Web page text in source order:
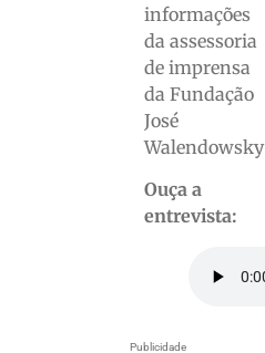
Publicidade
informações
da assessoria
de imprensa
da Fundação
José
Walendowsky
Ouça a
entrevista: